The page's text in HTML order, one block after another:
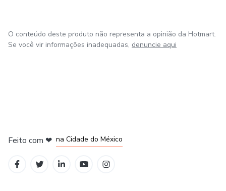
O conteúdo deste produto não representa a opinião da Hotmart.
Se você vir informações inadequadas, denuncie aqui
Feito com ❤ na Cidade do México